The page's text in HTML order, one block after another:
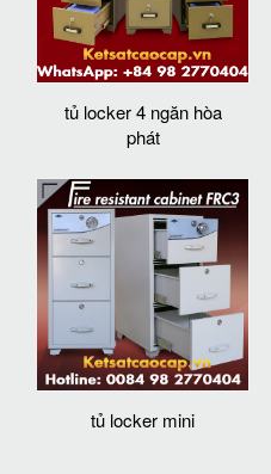
tủ locker 4 ngăn hòa
phát
tủ locker mini